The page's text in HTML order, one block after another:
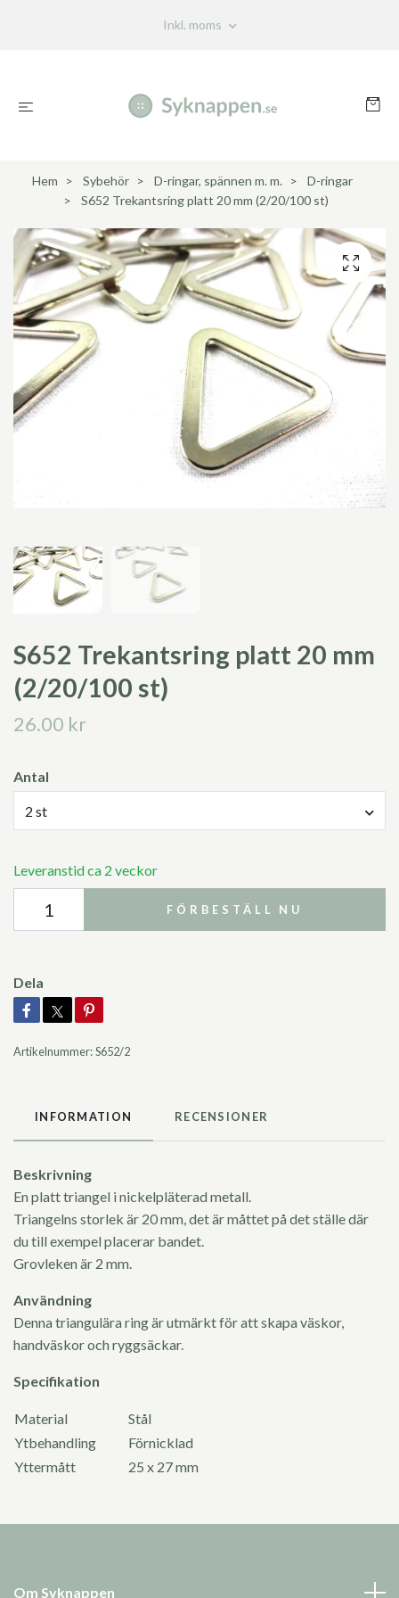
Inkl. moms
Hem Sybehör D-ringar, spännen m. m.
D-ringar
S652 Trekantsring platt 20 mm (2/20/100 st)
S652 Trekantsring platt 20 mm
(2/20/100 st)
26.00 kr
Antal
2 st
Leveranstid ca 2 veckor
FÖRBESTÄLL NU
Dela
Artikelnummer:S652/2
INFORMATION RECENSIONER
Beskrivning
En platt triangel i nickelpläterad metall.
Triangelns storlek är 20 mm, det är måttet på det ställe där
du till exempel placerar bandet.
Grovleken är 2 mm.
Användning
Denna triangulära ring är utmärkt för att skapa väskor,
handväskor och ryggsäckar.
Specifikation
Material
Stål
Ytbehandling
Förnicklad
Yttermått
25 x 27 mm
Om Syknappen